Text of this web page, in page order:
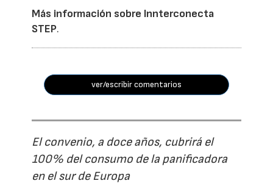
Más información sobre Innterconecta
STEP.
ver/escribir comentarios
El convenio, a doce años, cubrirá el
100% del consumo de la panificadora
en el sur de Europa